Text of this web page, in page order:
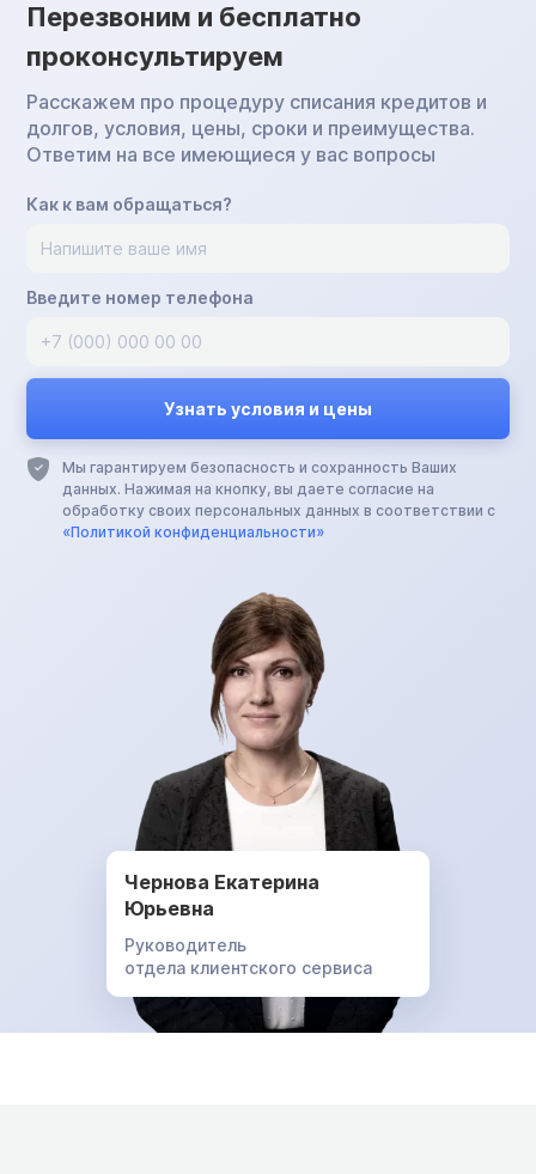
Перезвоним и бесплатно
проконсультируем
Расскажем про процедуру списания кредитов и
долгов, условия, цены, сроки и преимущества.
Ответим на все имеющиеся у вас вопросы
Как к вам обращаться?
Введите номер телефона
Мы гарантируем безопасность и сохранность Ваших
данных. Нажимая на кнопку, вы даете согласие на
обработку своих персональных данных в соответствии с
«Политикой конфиденциальности»
Чернова Екатерина
Юрьевна
Руководитель
отдела клиентского сервиса